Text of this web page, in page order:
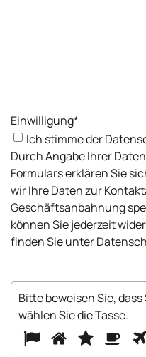
Einwilligung*
Ich stimme der
Durch Angabe Ihrer
Formulars erklären Sie
wir Ihre Daten zur
Geschäftsanbahnung
können Sie jederzeit
finden Sie unter
Bitte beweisen Sie,
wählen Siedie Tasse.
Bitte
beweisen
2 3 4